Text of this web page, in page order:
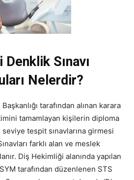
Sınavı
Nelerdir?
tarafından alınan karara
tamamlayan kişilerin diploma
tespit sınavlarına girmesi
farklı alan ve meslek
Diş Hekimliği alanında yapılan
tarafından düzenlenen STS